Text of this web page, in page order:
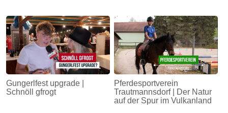
Gungerlfest upgrade |
Schnöll gfrogt
Pferdesportverein
Trautmannsdorf | Der Natur
auf der Spur im Vulkanland